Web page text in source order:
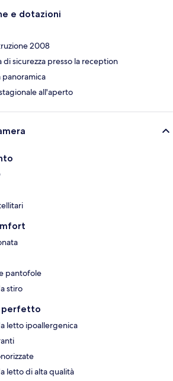
e dotazioni
2008
di sicurezza presso la reception
panoramica
all'aperto
pantofole
stiro
perfetto
letto ipoallergenica
letto di alta qualità